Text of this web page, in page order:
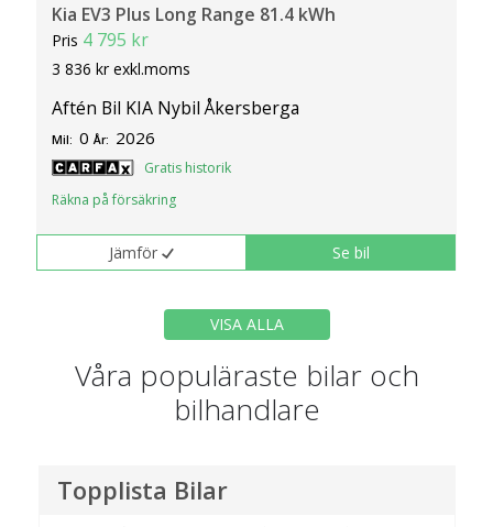
Kia EV3 Plus Long Range 81.4 kWh
Pris 4 795 kr
3 836 kr exkl.moms
Aftén Bil KIA Nybil Åkersberga
Mil: 0 År: 2026
Gratis historik
Räkna på försäkring
Jämför Se bil
VISA ALLA
Våra populäraste bilar och
bilhandlare
Topplista Bilar